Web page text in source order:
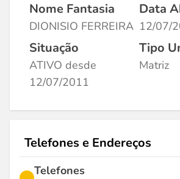
Nome Fantasia
DIONISIO FERREIRA
Data
12/07/
Situação
ATIVO desde
12/07/2011
Tipo
Matriz
Telefones e Endereços
Telefones